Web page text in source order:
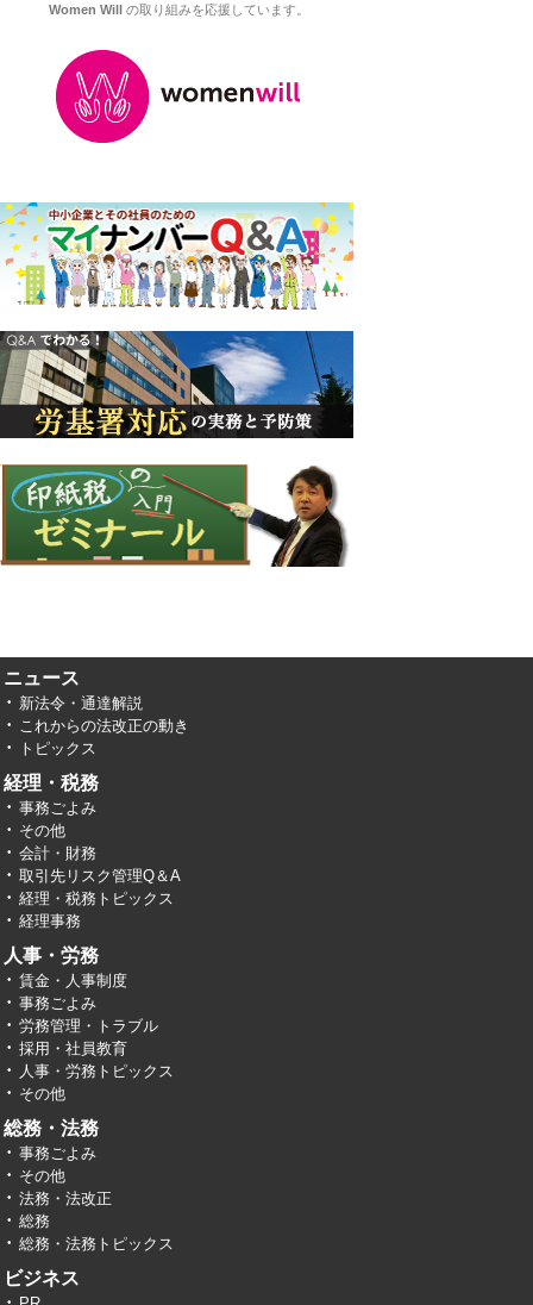
Women Willの取り組みを応援しています。
ニュース
新法令・通達解説
これからの法改正の動き
トピックス
経理・税務
事務ごよみ
その他
会計・財務
取引先リスク管理Q＆A
経理・税務トピックス
経理事務
人事・労務
賃金・人事制度
事務ごよみ
労務管理・トラブル
採用・社員教育
人事・労務トピックス
その他
総務・法務
事務ごよみ
その他
法務・法改正
総務
総務・法務トピックス
ビジネス